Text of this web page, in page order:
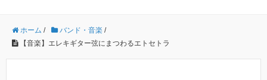
ホーム / バンド・音楽 /
【音楽】エレキギター弦にまつわるエトセトラ